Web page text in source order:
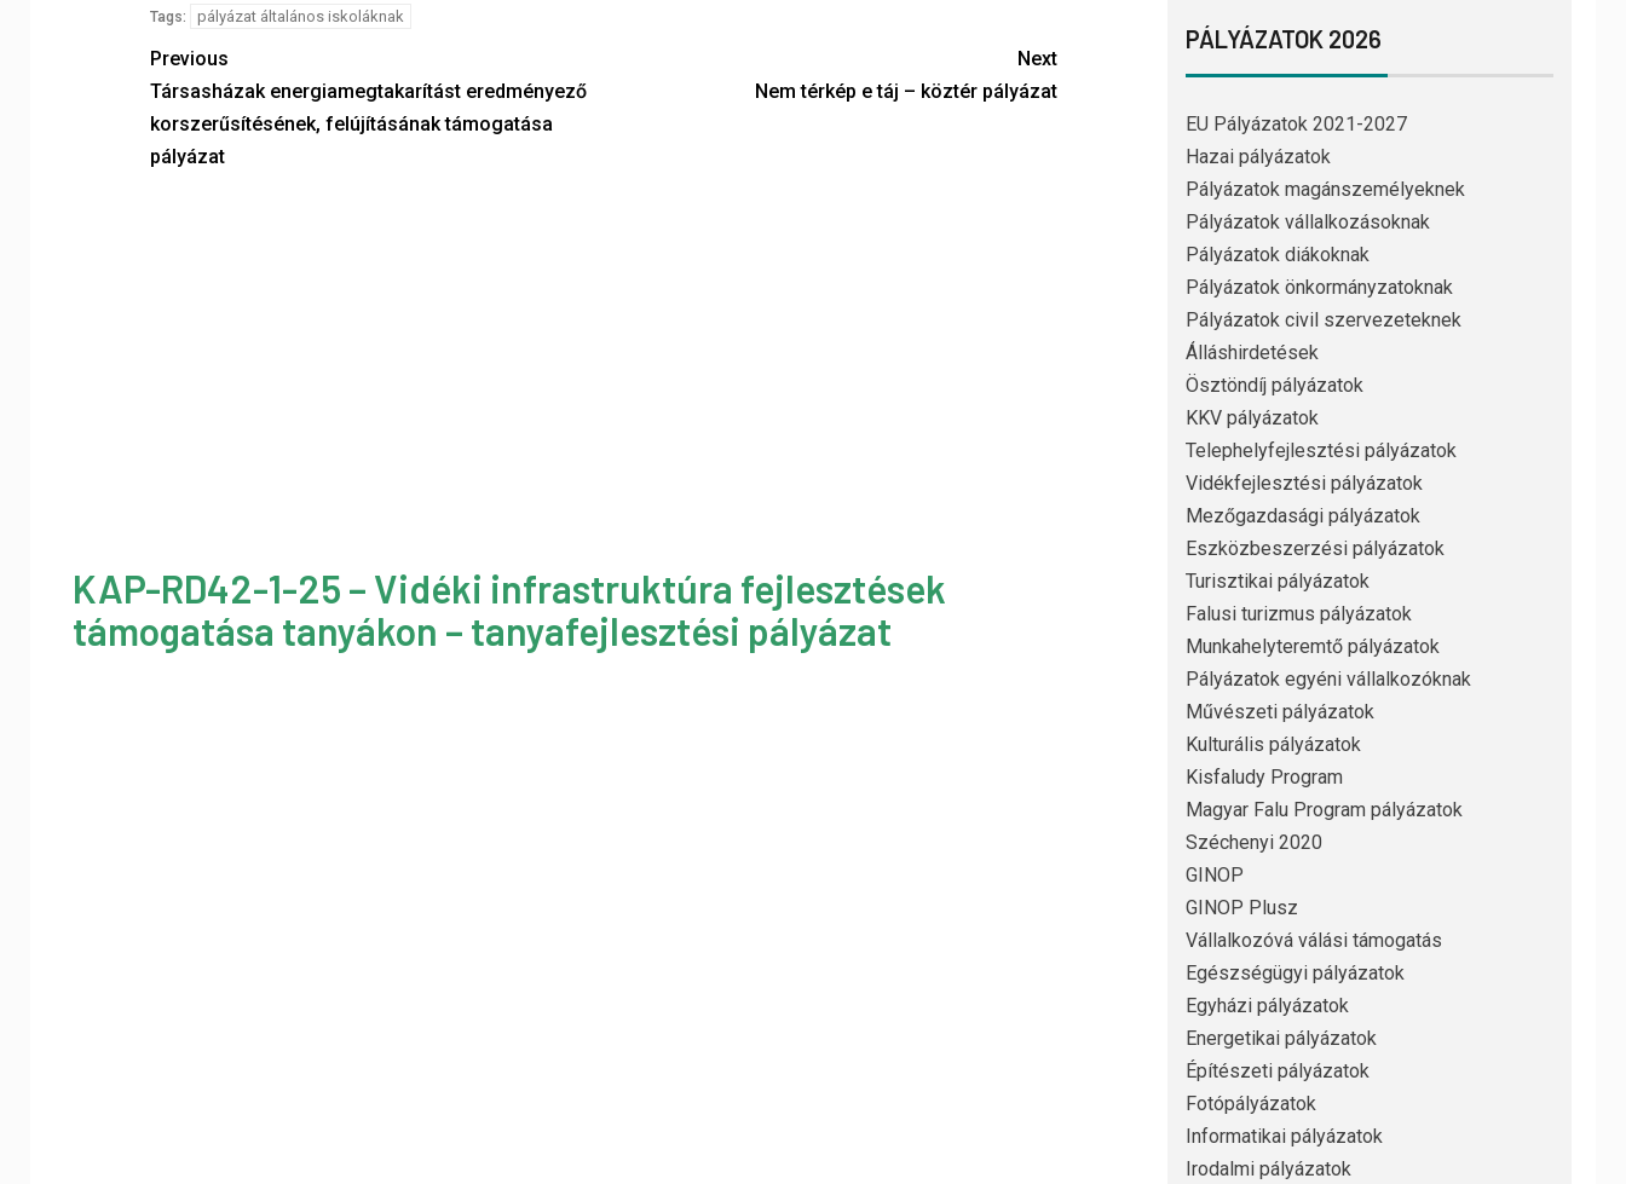
Tags: pályázat általános iskoláknak
Previous
Társasházak energiamegtakarítást eredményező
korszerűsítésének, felújításának támogatása
pályázat
Next
Nem térkép e táj – köztér pályázat
KAP-RD42-1-25 – Vidéki infrastruktúra fejlesztések
támogatása tanyákon – tanyafejlesztési pályázat
PÁLYÁZATOK 2026
EU Pályázatok 2021-2027
Hazai pályázatok
Pályázatok magánszemélyeknek
Pályázatok vállalkozásoknak
Pályázatok diákoknak
Pályázatok önkormányzatoknak
Pályázatok civil szervezeteknek
Álláshirdetések
Ösztöndíj pályázatok
KKV pályázatok
Telephelyfejlesztési pályázatok
Vidékfejlesztési pályázatok
Mezőgazdasági pályázatok
Eszközbeszerzési pályázatok
Turisztikai pályázatok
Falusi turizmus pályázatok
Munkahelyteremtő pályázatok
Pályázatok egyéni vállalkozóknak
Művészeti pályázatok
Kulturális pályázatok
Kisfaludy Program
Magyar Falu Program pályázatok
Széchenyi 2020
GINOP
GINOP Plusz
Vállalkozóvá válási támogatás
Egészségügyi pályázatok
Egyházi pályázatok
Energetikai pályázatok
Építészeti pályázatok
Fotópályázatok
Informatikai pályázatok
Irodalmi pályázatok